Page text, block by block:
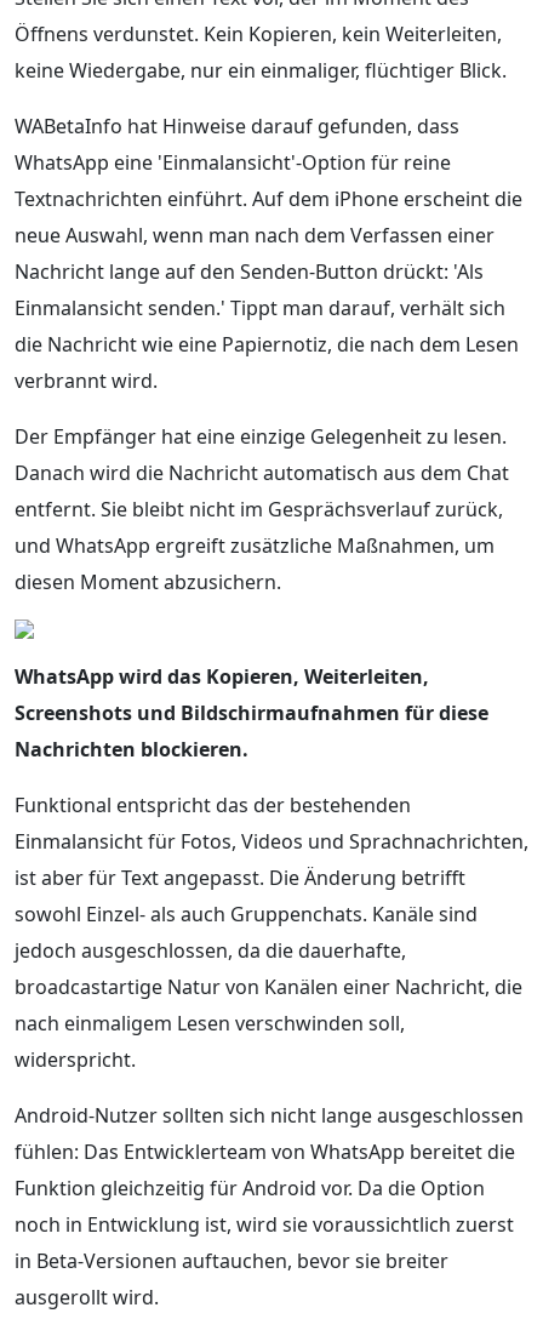
Öffnens verdunstet. Kein Kopieren, kein Weiterleiten,
keine Wiedergabe, nur ein einmaliger, flüchtiger Blick.
WABetaInfo hat Hinweise darauf gefunden, dass
WhatsApp eine 'Einmalansicht'-Option für reine
Textnachrichten einführt. Auf dem iPhone erscheint die
neue Auswahl, wenn man nach dem Verfassen einer
Nachricht lange auf den Senden-Button drückt: 'Als
Einmalansicht senden.' Tippt man darauf, verhält sich
die Nachricht wie eine Papiernotiz, die nach dem Lesen
verbrannt wird.
Der Empfänger hat eine einzige Gelegenheit zu lesen.
Danach wird die Nachricht automatisch aus dem Chat
entfernt. Sie bleibt nicht im Gesprächsverlauf zurück,
und WhatsApp ergreift zusätzliche Maßnahmen, um
diesen Moment abzusichern.
WhatsApp wird das Kopieren, Weiterleiten,
Screenshots und Bildschirmaufnahmen für diese
Nachrichten blockieren.
Funktional entspricht das der bestehenden
Einmalansicht für Fotos, Videos und Sprachnachrichten,
ist aber für Text angepasst. Die Änderung betrifft
sowohl Einzel- als auch Gruppenchats. Kanäle sind
jedoch ausgeschlossen, da die dauerhafte,
broadcastartige Natur von Kanälen einer Nachricht, die
nach einmaligem Lesen verschwinden soll,
widerspricht.
Android-Nutzer sollten sich nicht lange ausgeschlossen
fühlen: Das Entwicklerteam von WhatsApp bereitet die
Funktion gleichzeitig für Android vor. Da die Option
noch in Entwicklung ist, wird sie voraussichtlich zuerst
in Beta-Versionen auftauchen, bevor sie breiter
ausgerollt wird.